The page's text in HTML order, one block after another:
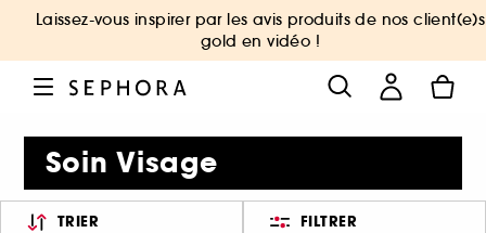
Laissez-vous inspirer par les avis produits de nos client(e)s
gold en vidéo !
Soin Visage
TRIER FILTRER